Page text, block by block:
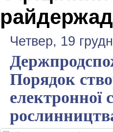
Четвер, 19
Порядок
електронної